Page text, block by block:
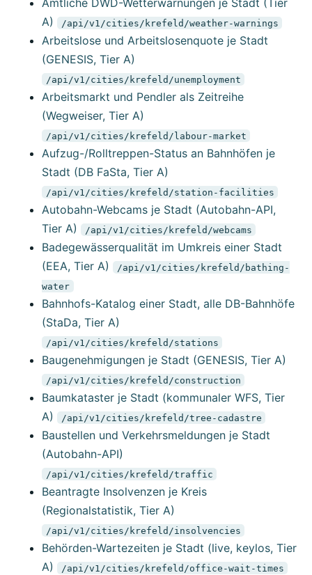
Amtliche DWD-Wetterwarnungen je Stadt (Tier
A)
/api/v1/cities/krefeld/weather-warnings
Arbeitslose und Arbeitslosenquote je Stadt
(GENESIS, Tier A)
/api/v1/cities/krefeld/unemployment
Arbeitsmarkt und Pendler als Zeitreihe
(Wegweiser, Tier A)
/api/v1/cities/krefeld/labour-market
Aufzug-/Rolltreppen-Status an Bahnhöfen je
Stadt (DB FaSta, Tier A)
/api/v1/cities/krefeld/station-facilities
Autobahn-Webcams je Stadt (Autobahn-API,
Tier A)
/api/v1/cities/krefeld/webcams
Badegewässerqualität im Umkreis einer Stadt
(EEA, Tier A)
/api/v1/cities/krefeld/bathing-
water
Bahnhofs-Katalog einer Stadt, alle DB-Bahnhöfe
(StaDa, Tier A)
/api/v1/cities/krefeld/stations
Baugenehmigungen je Stadt (GENESIS, Tier A)
/api/v1/cities/krefeld/construction
Baumkataster je Stadt (kommunaler WFS, Tier
A)
/api/v1/cities/krefeld/tree-cadastre
Baustellen und Verkehrsmeldungen je Stadt
(Autobahn-API)
/api/v1/cities/krefeld/traffic
Beantragte Insolvenzen je Kreis
(Regionalstatistik, Tier A)
/api/v1/cities/krefeld/insolvencies
Behörden-Wartezeiten je Stadt (live, keylos, Tier
A)
/api/v1/cities/krefeld/office-wait-times